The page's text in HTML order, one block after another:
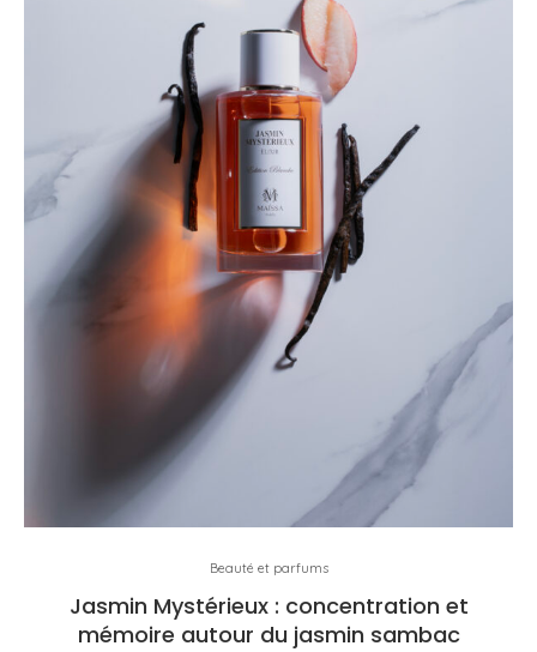
Beauté et parfums
Jasmin Mystérieux : concentration et
mémoire autour du jasmin sambac